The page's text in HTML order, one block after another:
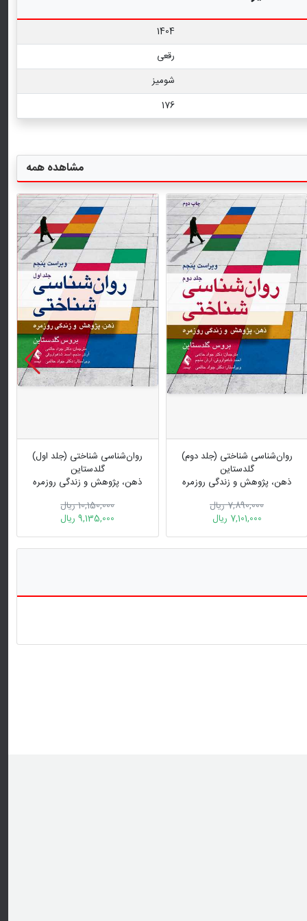
1404
رقعی
شومیز
176
مشاهده همه
روان‌شناسی شناختی (جلد دوم)
گلدستاین
ذهن، پژوهش و زندگی روزمره
7,890,000 ریال
7,101,000 ریال
روان‌شناسی شناختی (جلد اول)
گلدستاین
ذهن، پژوهش و زندگی روزمره
10,150,000 ریال
9,135,000 ریال